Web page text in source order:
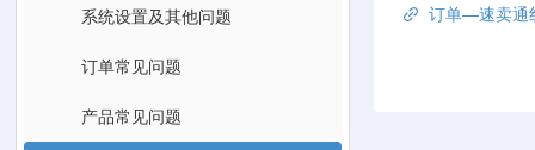
系统设置及其他问题
订单常见问题
产品常见问题
订单—速卖通